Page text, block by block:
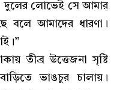
দুলের লোভেই সে আমার
বলে আমাদের ধারণা।
তীব্র উত্তেজনা সৃষ্টি
ভাঙচুর চালায়।